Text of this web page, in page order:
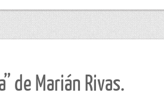
de Marián Rivas.